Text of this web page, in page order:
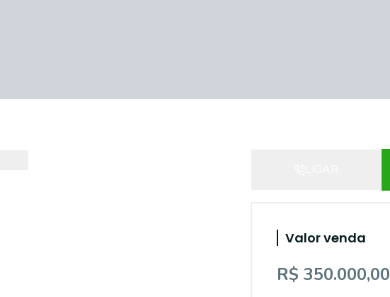
Valor venda
R$ 350.000,00